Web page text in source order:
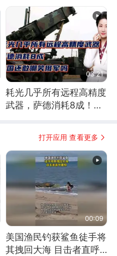
03:21
耗光几乎所有远程高精度
武器，萨德消耗8成！美
打开应用 查看更多
00:09
美国渔民钓获鲨鱼徒手将
其拽回大海 目击者直呼